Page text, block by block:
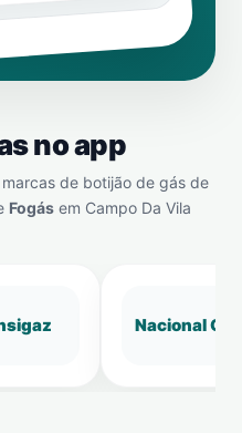
no app
de botijão de gás de
Fogás em Campo Da Vila
Nacional Gás